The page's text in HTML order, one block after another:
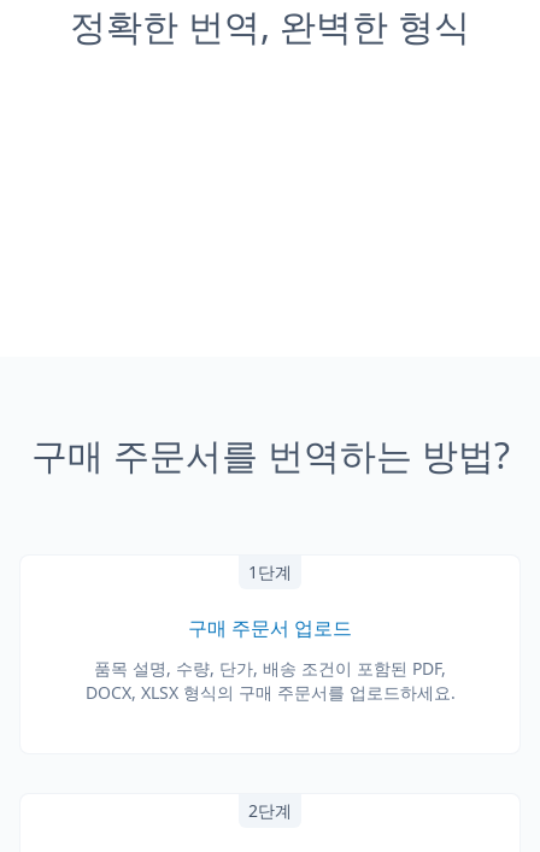
정확한 번역, 완벽한 형식
구매 주문서를 번역하는 방법?
1단계
구매 주문서 업로드
품목 설명, 수량, 단가, 배송 조건이 포함된 PDF,
DOCX, XLSX 형식의 구매 주문서를 업로드하세요.
2단계